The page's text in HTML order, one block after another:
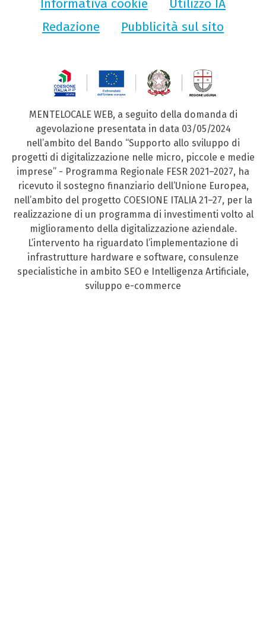
Informativa cookie
Utilizzo IA
Redazione
Pubblicità sul sito
MENTELOCALE WEB, a seguito della domanda di
agevolazione presentata in data 03/05/2024
nell’ambito del Bando “Supporto allo sviluppo di
progetti di digitalizzazione nelle micro, piccole e medie
imprese” - Programma Regionale FESR 2021–2027, ha
ricevuto il sostegno finanziario dell’Unione Europea,
nell’ambito del progetto COESIONE ITALIA 21–27, per la
realizzazione di un programma di investimenti volto al
miglioramento della digitalizzazione aziendale.
L’intervento ha riguardato l’implementazione di
infrastrutture hardware e software, consulenze
specialistiche in ambito SEO e Intelligenza Artificiale,
sviluppo e-commerce